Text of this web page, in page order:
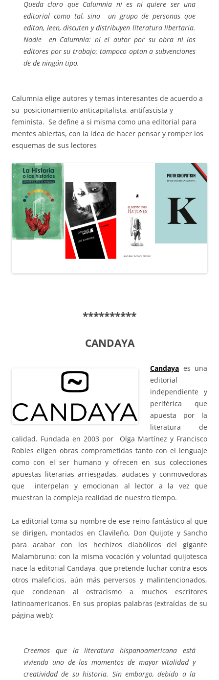
Queda claro que Calumnia ni es ni quiere ser una
editorial como tal, sino un grupo de personas que
editan, leen, discuten y distribuyen literatura libertaria.
Nadie en Calumnia: ni el autor por su obra ni los
editores por su trabajo; tampoco optan a subvenciones
de de ningún tipo.
Calumnia elige autores y temas interesantes de acuerdo a
su posicionamiento anticapitalista, antifascista y
feminista. Se define a si misma como una editorial para
mentes abiertas, con la idea de hacer pensar y romper los
esquemas de sus lectores
**********
CANDAYA
Candaya es una
editorial
independiente y
periférica que
apuesta por la
literatura de
calidad. Fundada en 2003 por Olga Martínez y Francisco
Robles eligen obras comprometidas tanto con el lenguaje
como con el ser humano y ofrecen en sus colecciones
apuestas literarias arriesgadas, audaces y conmovedoras
que interpelan y emocionan al lector a la vez que
muestran la compleja realidad de nuestro tiempo.
La editorial toma su nombre de ese reino fantástico al que
se dirigen, montados en Clavileño, Don Quijote y Sancho
para acabar con los hechizos diabólicos del gigante
Malambruno: con la misma vocación y voluntad quijotesca
nace la editorial Candaya, que pretende luchar contra esos
otros maleficios, aún más perversos y malintencionados,
que condenan al ostracismo a muchos escritores
latinoamericanos. En sus propias palabras (extraídas de su
página web):
Creemos que la literatura hispanoamericana está
viviendo uno de los momentos de mayor vitalidad y
creatividad de su historia. Sin embargo, debido a la